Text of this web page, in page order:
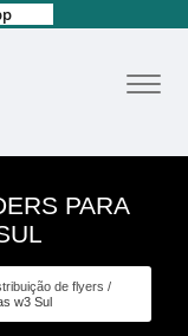
PARA
de flyers
w3 Sul